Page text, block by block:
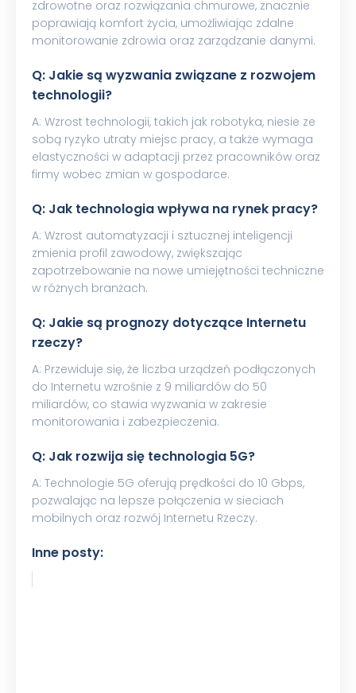
zdrowotne oraz rozwiązania chmurowe, znacznie
poprawiają komfort życia, umożliwiając zdalne
monitorowanie zdrowia oraz zarządzanie danymi.
Q: Jakie są wyzwania związane z rozwojem
technologii?
A: Wzrost technologii, takich jak robotyka, niesie ze
sobą ryzyko utraty miejsc pracy, a także wymaga
elastyczności w adaptacji przez pracowników oraz
firmy wobec zmian w gospodarce.
Q: Jak technologia wpływa na rynek pracy?
A: Wzrost automatyzacji i sztucznej inteligencji
zmienia profil zawodowy, zwiększając
zapotrzebowanie na nowe umiejętności techniczne
w różnych branżach.
Q: Jakie są prognozy dotyczące Internetu
rzeczy?
A: Przewiduje się, że liczba urządzeń podłączonych
do Internetu wzrośnie z 9 miliardów do 50
miliardów, co stawia wyzwania w zakresie
monitorowania i zabezpieczenia.
Q: Jak rozwija się technologia 5G?
A: Technologie 5G oferują prędkości do 10 Gbps,
pozwalając na lepsze połączenia w sieciach
mobilnych oraz rozwój Internetu Rzeczy.
Inne posty: